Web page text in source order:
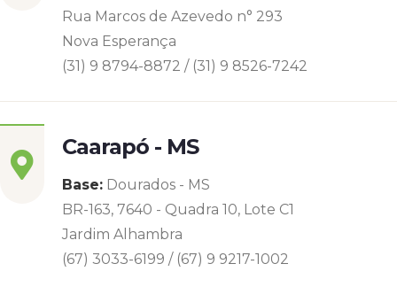
Rua Marcos de Azevedo n° 293
Nova Esperança
(31) 9 8794-8872 / (31) 9 8526-7242
Caarapó - MS
Base: Dourados - MS
BR-163, 7640 - Quadra 10, Lote C1
Jardim Alhambra
(67) 3033-6199 / (67) 9 9217-1002